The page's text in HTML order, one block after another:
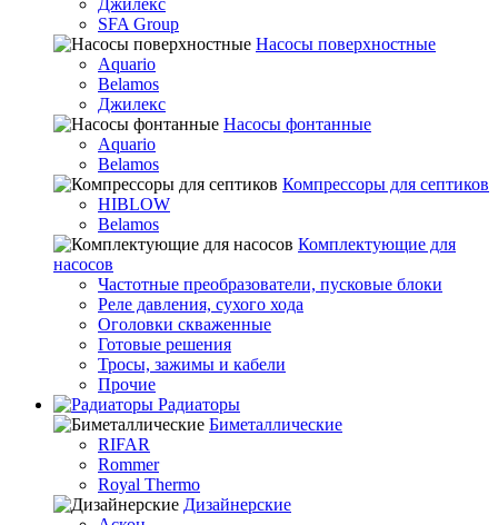
Джилекс
SFA Group
Насосы поверхностные
Aquario
Belamos
Джилекс
Насосы фонтанные
Aquario
Belamos
Компрессоры для септиков
HIBLOW
Belamos
Комплектующие для
насосов
Частотные преобразователи, пусковые блоки
Реле давления, сухого хода
Оголовки скваженные
Готовые решения
Тросы, зажимы и кабели
Прочие
Радиаторы
Биметаллические
RIFAR
Rommer
Royal Thermo
Дизайнерские